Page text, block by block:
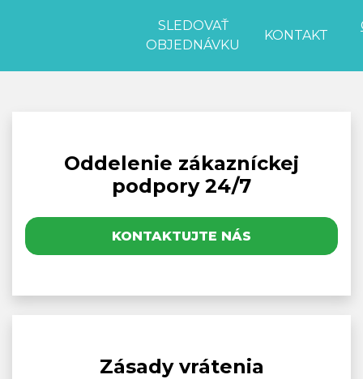
SLEDOVAŤ
OBJEDNÁVKU
KONTAKT
Oddelenie zákazníckej
podpory 24/7
KONTAKTUJTE NÁS
Zásady vrátenia